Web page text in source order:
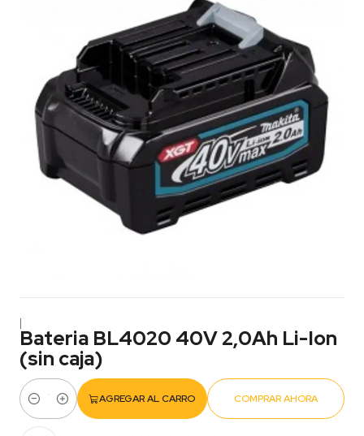
|
Bateria BL4020 40V 2,0Ah Li-Ion
(sin caja)
Cantidad
AGREGAR AL CARRO COMPRAR AHORA